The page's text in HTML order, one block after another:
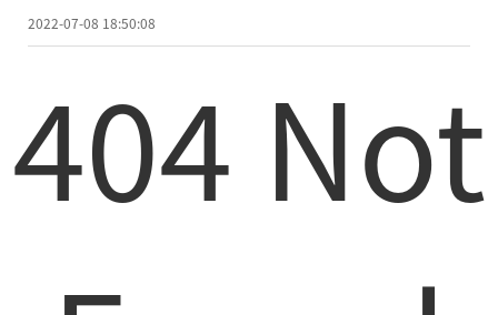
2022-07-08 18:50:08
404 Not